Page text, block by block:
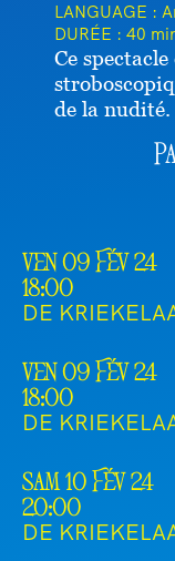
LANGUAGE :
DURÉE : 40
Ce
de la nudité.
ven 09 Fév 24
18:00
DE
ven 09 Fév 24
18:00
DE
sam 10 Fév 24
20:00
DE